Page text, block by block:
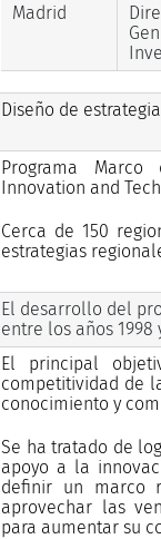
Madrid
Diseño de
Programa
Innovation and
Cerca de 150
estrategias
El desarrollo del
entre los años 1998
El principal
competitividad de
conocimiento y
Se ha tratado de
apoyo a la
definir un marco
aprovechar las
para aumentar su